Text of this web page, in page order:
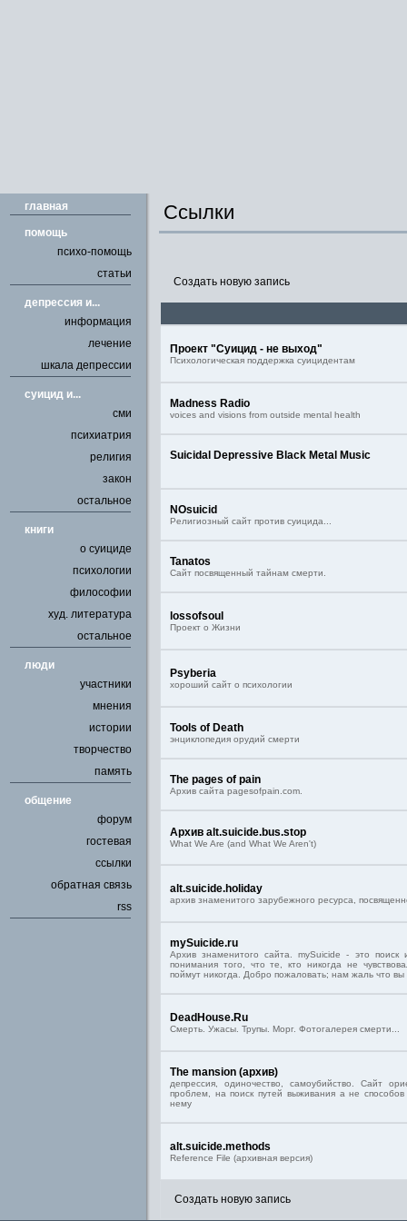
главная
помощь
психо-помощь
статьи
депрессия и...
информация
лечение
шкала депрессии
cуицид и...
сми
психиатрия
религия
закон
остальное
книги
о суициде
психологии
философии
худ. литература
остальное
люди
участники
мнения
истории
творчество
память
общение
форум
гостевая
ссылки
обратная связь
rss
Ссылки
Создать новую запись
Проект "Суицид - не выход"
Психологическая поддержка суицидентам
Madness Radio
voices and visions from outside mental health
Suicidal Depressive Black Metal Music
NOsuicid
Религиозный сайт против суицида...
Tanatos
Сайт посвященный тайнам смерти.
lossofsoul
Проект о Жизни
Psyberia
хороший сайт о психологии
Tools of Death
энциклопедия орудий смерти
The pages of pain
Архив сайта pagesofpain.com.
Архив alt.suicide.bus.stop
What We Are (and What We Aren't)
alt.suicide.holiday
архив знаменитого зарубежного ресурса,
mySuicide.ru
Архив знаменитого сайта. mySuicide - это
понимания того, что те, кто никогда не
поймут никогда. Добро пожаловать; нам жаль что вы
DeadHouse.Ru
Cмерть. Ужасы. Трупы. Морг. Фотогалерея смерти...
The mansion (архив)
депрессия, одиночество, самоубийство. Сайт
проблем, на поиск путей выживания а не
нему
alt.suicide.methods
Reference File (архивная версия)
Создать новую запись